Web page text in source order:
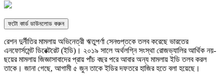
ফটো কার্ড ডাউনলোড করুন
রেশন দুর্নীতির মামলায় অভিনেত্রী ঋতুপর্ণা সেনগুপ্তকে তলব করেছে ভারতের
এনফোর্সমেন্ট ডিরেক্টরেট (ইডি)। ২০১৯ সালে অর্থলগ্নি সংস্থা রোজভ্যালির আর্থিক নয়-
ছয়ের মামলায় জিজ্ঞাসাবাদের প্রায় পাঁচ বছর পরে আবার অন্য মামলায় ইডি তলব করল
তাকে। জানা গেছে, আগামী ৫ জুন তাকে ইডির দফতরে হাজির হতে বলা হয়েছে।